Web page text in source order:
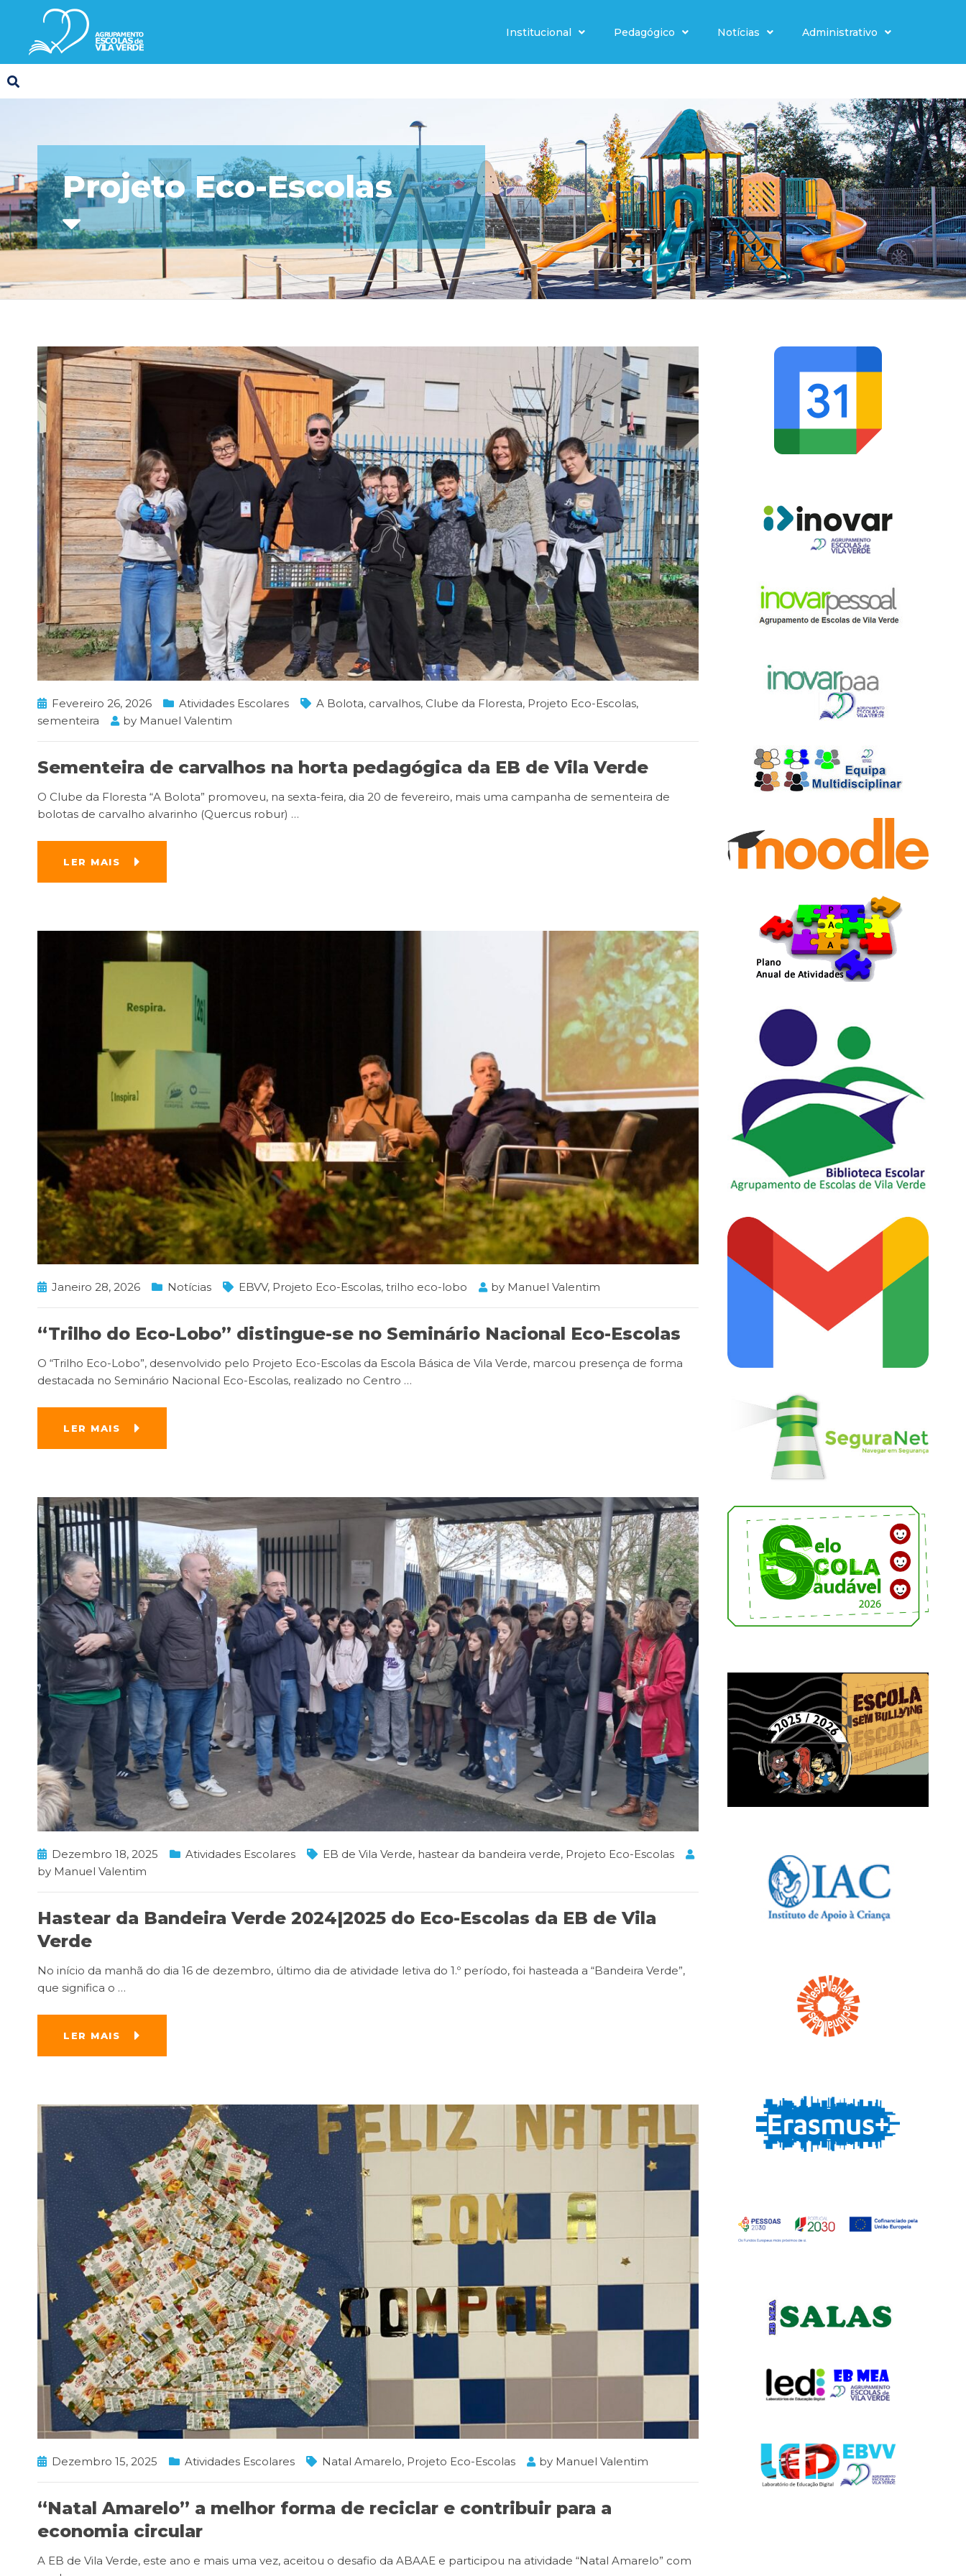
Institucional Pedagógico Notícias Administrativo
Projeto Eco-Escolas
Fevereiro 26, 2026 Atividades Escolares A Bolota, carvalhos, Clube da Floresta, Projeto Eco-Escolas,
sementeira
by Manuel Valentim
Sementeira de carvalhos na horta pedagógica da EB de Vila Verde
O Clube da Floresta “A Bolota” promoveu, na sexta-feira, dia 20 de fevereiro, mais uma campanha de sementeira de
bolotas de carvalho alvarinho (Quercus robur) …
LER MAIS
Janeiro 28, 2026 Notícias EBVV, Projeto Eco-Escolas, trilho eco-lobo by Manuel Valentim
“Trilho do Eco-Lobo” distingue-se no Seminário Nacional Eco-Escolas
O “Trilho Eco-Lobo”, desenvolvido pelo Projeto Eco-Escolas da Escola Básica de Vila Verde, marcou presença de forma
destacada no Seminário Nacional Eco-Escolas, realizado no Centro …
LER MAIS
Dezembro 18, 2025 Atividades Escolares EB de Vila Verde, hastear da bandeira verde, Projeto Eco-Escolas
by Manuel Valentim
Hastear da Bandeira Verde 2024|2025 do Eco-Escolas da EB de Vila
Verde
No início da manhã do dia 16 de dezembro, último dia de atividade letiva do 1.º período, foi hasteada a “Bandeira Verde”,
que significa o …
LER MAIS
Dezembro 15, 2025 Atividades Escolares Natal Amarelo, Projeto Eco-Escolas by Manuel Valentim
“Natal Amarelo” a melhor forma de reciclar e contribuir para a
economia circular
A EB de Vila Verde, este ano e mais uma vez, aceitou o desafio da ABAAE e participou na atividade “Natal Amarelo” com